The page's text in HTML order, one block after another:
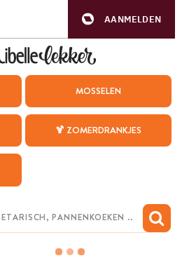
AANMELDEN
MOSSELEN
🍹 ZOMERDRANKJES